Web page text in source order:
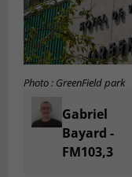
Photo : GreenField park
Gabriel
Bayard -
FM103,3